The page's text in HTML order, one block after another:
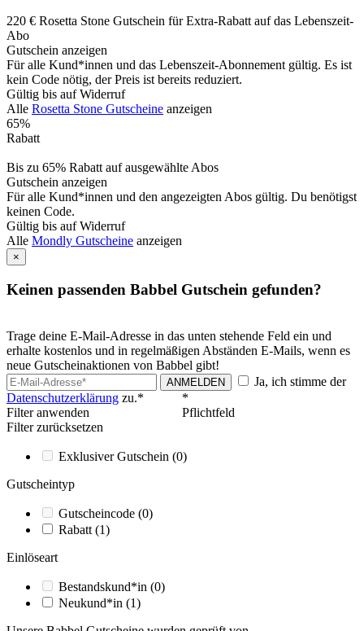
220 € Rosetta Stone Gutschein für Extra-Rabatt auf das Lebenszeit-
Abo
Gutschein anzeigen
Für alle Kund*innen und das Lebenszeit-Abonnement gültig. Es ist
kein Code nötig, der Preis ist bereits reduziert.
Gültig bis auf Widerruf
Alle Rosetta Stone Gutscheine anzeigen
65%
Rabatt
Bis zu 65% Rabatt auf ausgewählte Abos
Gutschein anzeigen
Für alle Kund*innen und den angezeigten Abos gültig. Du benötigst
keinen Code.
Gültig bis auf Widerruf
Alle Mondly Gutscheine anzeigen
×
Keinen passenden Babbel Gutschein gefunden?
Trage deine E-Mail-Adresse in das unten stehende Feld ein und
erhalte kostenlos und in regelmäßigen Abständen E-Mails, wenn es
neue Gutscheinaktionen von Babbel gibt!
ANMELDEN
Ja, ich stimme der
Datenschutzerklärung zu.*
*
Pflichtfeld
Filter anwenden
Filter zurücksetzen
Exklusiver Gutschein (0)
Gutscheintyp
Gutscheincode (0)
Rabatt (1)
Einlöseart
Bestandskund*in (0)
Neukund*in (1)